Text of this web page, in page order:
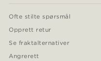
Ofte stilte spørsmål
Opprett retur
Se fraktalternativer
Angrerett